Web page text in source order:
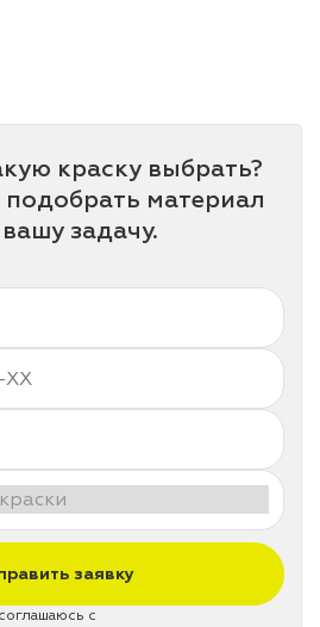
краску выбрать?
материал
задачу.
заявку
с